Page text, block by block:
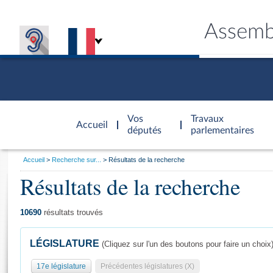
Accueil
d'accueil
Vos
députés
Travaux
parlementaires
Général
Vous
Accueil Recherche sur... Résultats de la recherche
Résultats de la recherche
10690 résultats trouvés
LÉGISLATURE (Cliquez sur l'un des boutons pour faire un choix)
17e législature Précédentes législatures (X)